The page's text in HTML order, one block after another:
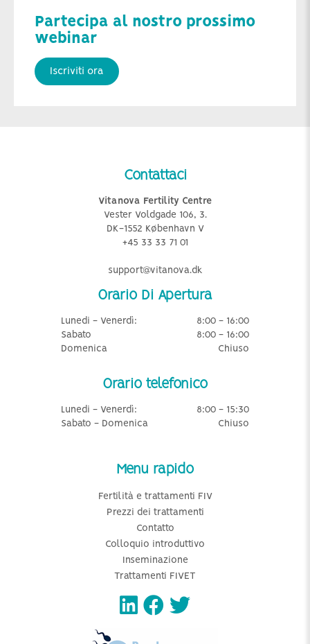
Partecipa al nostro prossimo
webinar
Iscriviti ora
Contattaci
Vitanova Fertility Centre
Vester Voldgade 106, 3.
DK-1552 København V
+45 33 33 71 01
support@vitanova.dk
Orario Di Apertura
Lunedi - Venerdì:
8:00 - 16:00
Sabato
8:00 - 16:00
Domenica
Chiuso
Orario telefonico
Lunedi - Venerdì:
8:00 - 15:30
Sabato - Domenica
Chiuso
Menu rapido
Fertilità e trattamenti FIV
Prezzi dei trattamenti
Contatto
Colloquio introduttivo
Inseminazione
Trattamenti FIVET